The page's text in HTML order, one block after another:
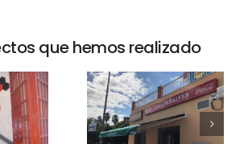
que hemos realizado